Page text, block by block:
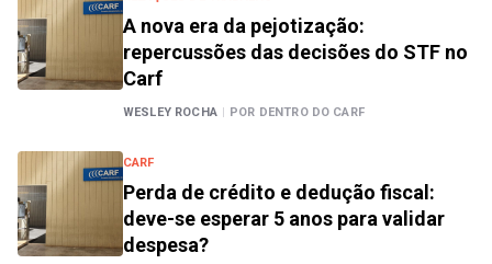
A nova era da pejotização:
repercussões das decisões do STF no
Carf
WESLEY ROCHA | POR DENTRO DO CARF
CARF
Perda de crédito e dedução fiscal:
deve-se esperar 5 anos para validar
despesa?